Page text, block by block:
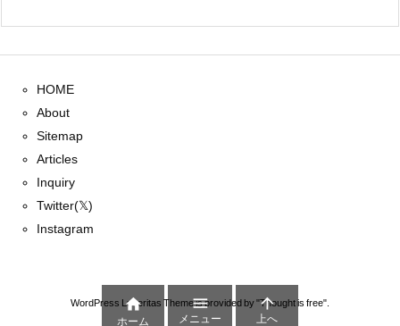
HOME
About
Sitemap
Articles
Inquiry
Twitter(𝕏)
Instagram
WordPress Luxeritas Theme is provided by "Thought is free".

ホーム

メニュー

上へ